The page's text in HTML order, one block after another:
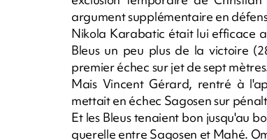
argument supplémentaire en
Nikola Karabatic était lui efficace
Bleus un peu plus de la victoire
premier échec sur jet de sept
Mais Vincent Gérard, rentré à
mettait en échec Sagosen sur
Et les Bleus tenaient bon jusqu'au
querelle entre Sagosen et Mahé.